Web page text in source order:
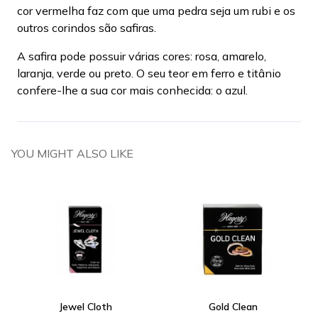
cor vermelha faz com que uma pedra seja um rubi e os
outros corindos são safiras.
A safira pode possuir várias cores: rosa, amarelo,
laranja, verde ou preto. O seu teor em ferro e titânio
confere-lhe a sua cor mais conhecida: o azul.
YOU MIGHT ALSO LIKE
Jewel Cloth Gold Clean